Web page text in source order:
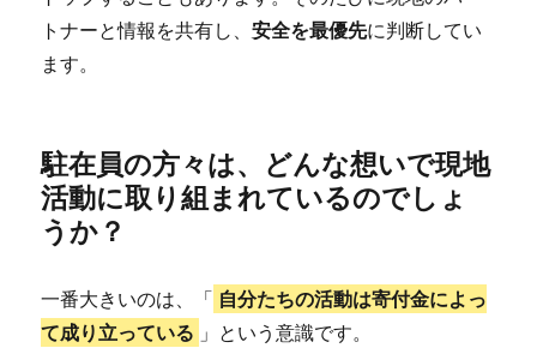
トナーと情報を共有し、安全を最優先に判断してい
ます。
駐在員の方々は、どんな想いで現地
活動に取り組まれているのでしょ
うか？
一番大きいのは、「 自分たちの活動は寄付金によっ
て成り立っている 」という意識です。